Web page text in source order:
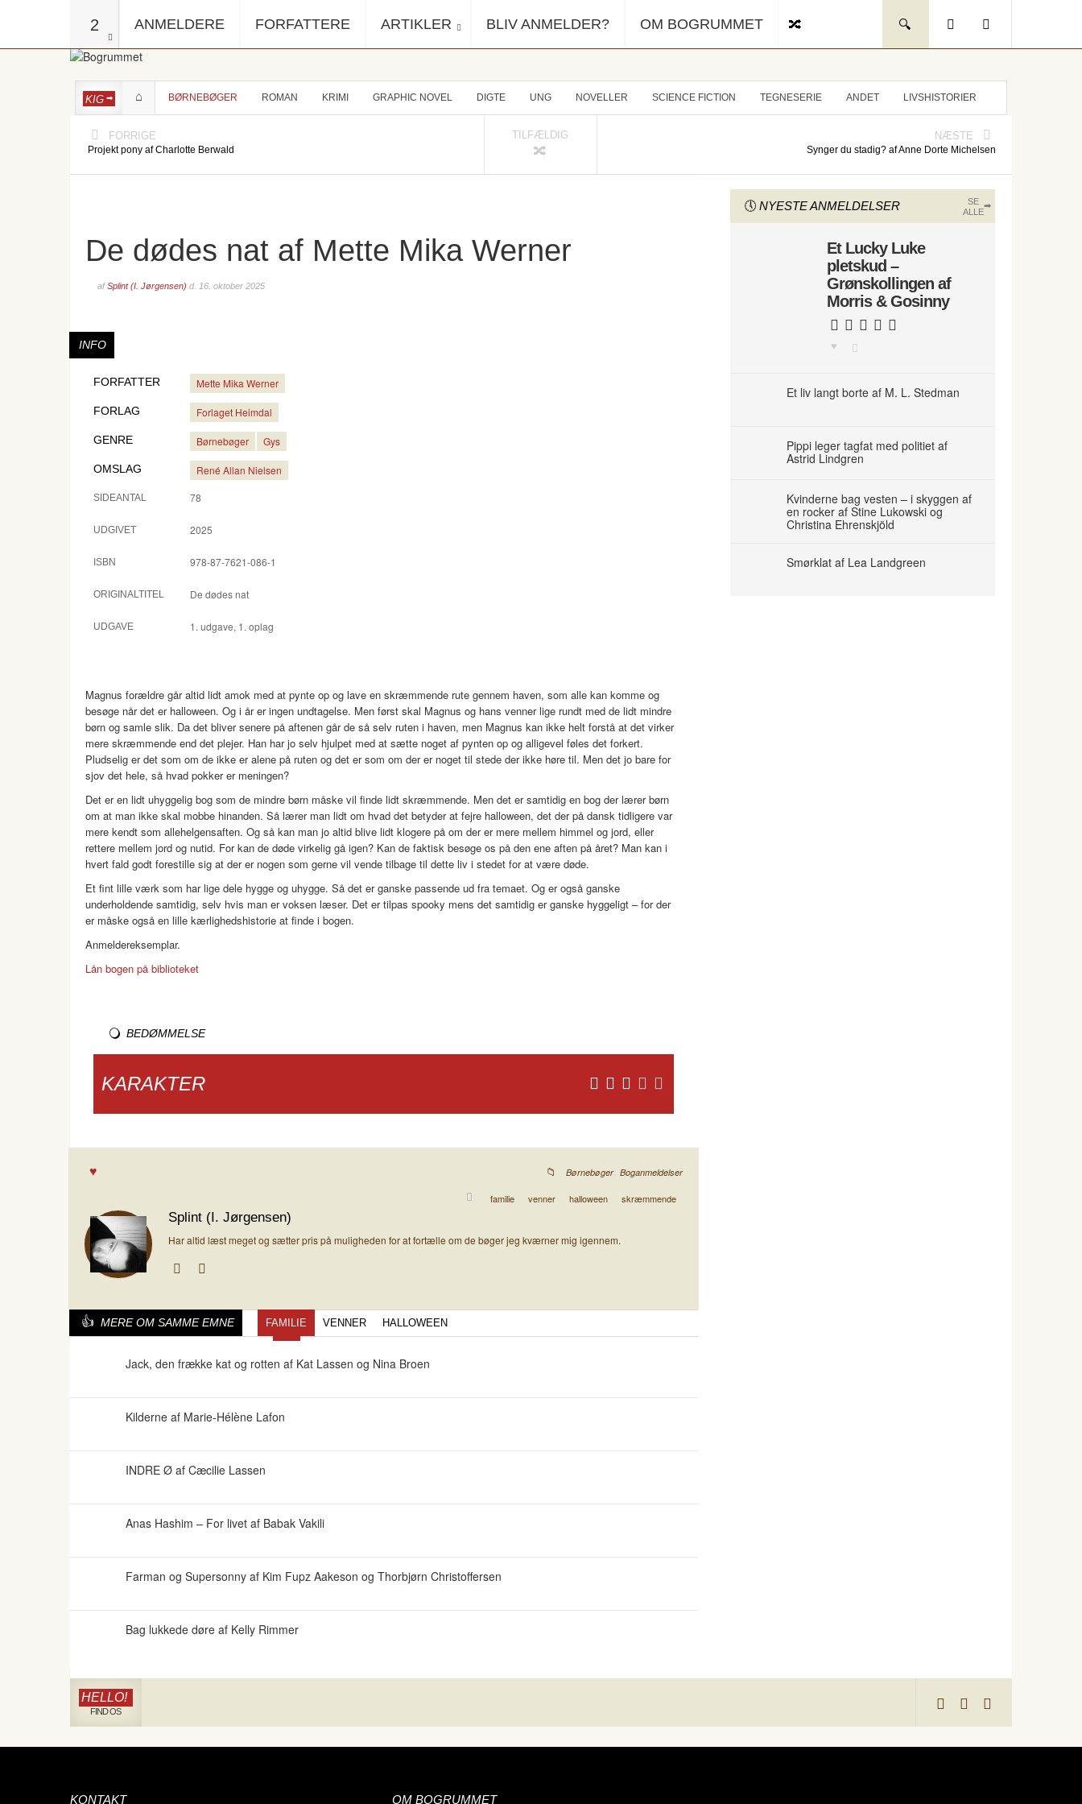
2 ANMELDERE FORFATTERE ARTIKLER BLIV ANMELDER? OM BOGRUMMET
KIG BØRNEBØGER ROMAN KRIMI GRAPHIC NOVEL DIGTE UNG NOVELLER SCIENCE FICTION TEGNESERIE ANDET LIVSHISTORIER
FORRIGE
Projekt pony af Charlotte Berwald
TILFÆLDIG NÆSTE
Synger du stadig? af Anne Dorte Michelsen
De dødes nat af Mette Mika Werner
afSplint (I. Jørgensen) d. 16. oktober 2025
INFO
FORFATTER Mette Mika Werner
FORLAG Forlaget Heimdal
GENRE Børnebøger Gys
OMSLAG René Allan Nielsen
SIDEANTAL 78
UDGIVET 2025
ISBN 978-87-7621-086-1
ORIGINALTITEL De dødes nat
UDGAVE 1. udgave, 1. oplag
Magnus forældre går altid lidt amok med at pynte op og lave en skræmmende rute gennem haven, som alle kan komme og
besøge når det er halloween. Og i år er ingen undtagelse. Men først skal Magnus og hans venner lige rundt med de lidt mindre
børn og samle slik. Da det bliver senere på aftenen går de så selv ruten i haven, men Magnus kan ikke helt forstå at det virker
mere skræmmende end det plejer. Han har jo selv hjulpet med at sætte noget af pynten op og alligevel føles det forkert.
Pludselig er det som om de ikke er alene på ruten og det er som om der er noget til stede der ikke høre til. Men det jo bare for
sjov det hele, så hvad pokker er meningen?
Det er en lidt uhyggelig bog som de mindre børn måske vil finde lidt skræmmende. Men det er samtidig en bog der lærer børn
om at man ikke skal mobbe hinanden. Så lærer man lidt om hvad det betyder at fejre halloween, det der på dansk tidligere var
mere kendt som allehelgensaften. Og så kan man jo altid blive lidt klogere på om der er mere mellem himmel og jord, eller
rettere mellem jord og nutid. For kan de døde virkelig gå igen? Kan de faktisk besøge os på den ene aften på året? Man kan i
hvert fald godt forestille sig at der er nogen som gerne vil vende tilbage til dette liv i stedet for at være døde.
Et fint lille værk som har lige dele hygge og uhygge. Så det er ganske passende ud fra temaet. Og er også ganske
underholdende samtidig, selv hvis man er voksen læser. Det er tilpas spooky mens det samtidig er ganske hyggeligt – for der
er måske også en lille kærlighedshistorie at finde i bogen.
Anmeldereksemplar.
Lån bogen på biblioteket
BEDØMMELSE
KARAKTER
Børnebøger, Boganmeldelser
familie venner halloween skræmmende
Splint (I. Jørgensen)
Har altid læst meget og sætter pris på muligheden for at fortælle om de bøger jeg kværner mig igennem.
MERE OM SAMME EMNE FAMILIE VENNER HALLOWEEN
Jack, den frække kat og rotten af Kat Lassen og Nina Broen
Kilderne af Marie-Hélène Lafon
INDRE Ø af Cæcilie Lassen
Anas Hashim – For livet af Babak Vakili
Farman og Supersonny af Kim Fupz Aakeson og Thorbjørn Christoffersen
Bag lukkede døre af Kelly Rimmer
NYESTE ANMELDELSER
SE
ALLE
Et Lucky Luke
pletskud –
Grønskollingen af
Morris & Gosinny
Et liv langt borte af M. L. Stedman
Pippi leger tagfat med politiet af
Astrid Lindgren
Kvinderne bag vesten – i skyggen af
en rocker af Stine Lukowski og
Christina Ehrenskjöld
Smørklat af Lea Landgreen
HELLO!
FIND OS
KONTAKT OM BOGRUMMET